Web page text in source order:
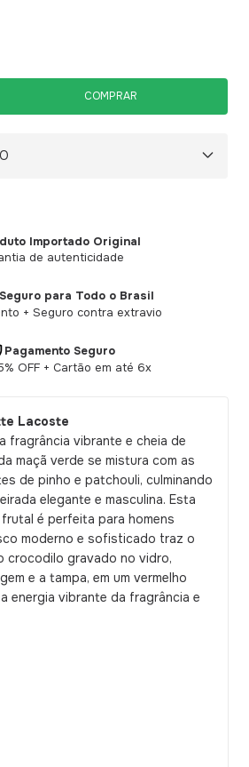
Importado Original
de autenticidade
para Todo o Brasil
+ Seguro contra extravio
Pagamento Seguro
OFF + Cartão em até 6x
Lacoste
fragrância vibrante e cheia de
maçã verde se mistura com as
de pinho e patchouli, culminando
elegante e masculina. Esta
é perfeita para homens
moderno e sofisticado traz o
crocodilo gravado no vidro,
e a tampa, em um vermelho
energia vibrante da fragrância e